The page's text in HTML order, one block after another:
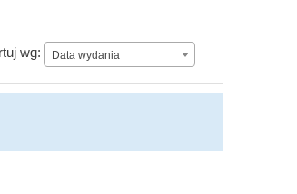
wg: Data wydania
Data wydania